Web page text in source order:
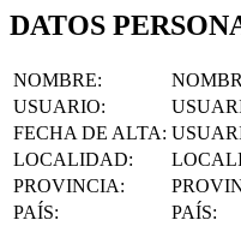
DATOS
NOMBRE:
USUARIO:
FECHA DE ALTA:
LOCALIDAD:
PROVINCIA:
PAÍS:
PAÍS: